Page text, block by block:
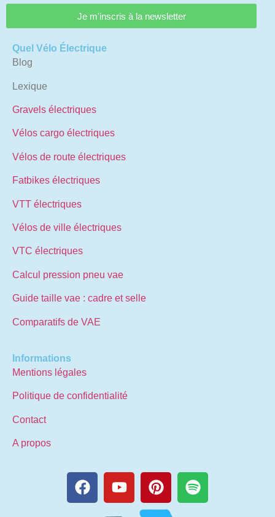
Je m'inscris à la newsletter
Quel Vélo Électrique
Blog
Lexique
Gravels électriques
Vélos cargo électriques
Vélos de route électriques
Fatbikes électriques
VTT électriques
Vélos de ville électriques
VTC électriques
Calcul pression pneu vae
Guide taille vae : cadre et selle
Comparatifs de VAE
Informations
Mentions légales
Politique de confidentialité
Contact
A propos